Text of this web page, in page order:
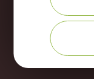
Du mardi